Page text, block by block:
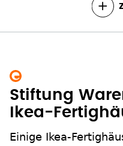
Stiftung
Ikea-
Einige Ikea-